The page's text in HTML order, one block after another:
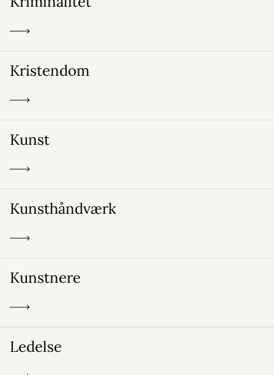
Kristendom
Kunst
Kunsthåndværk
Kunstnere
Ledelse